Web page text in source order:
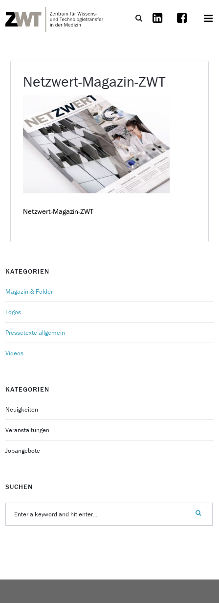
Netzwert-Magazin-ZWT
Netzwert-Magazin-ZWT
KATEGORIEN
Magazin & Folder
Logos
Pressetexte allgemein
Videos
KATEGORIEN
Neuigkeiten
Veranstaltungen
Jobangebote
SUCHEN